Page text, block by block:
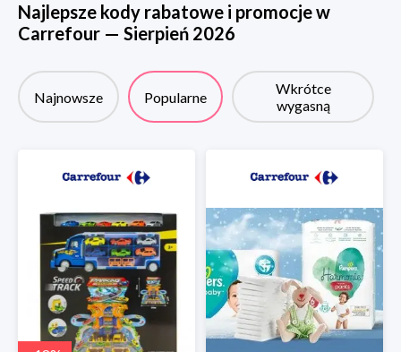
Najlepsze kody rabatowe i promocje w
Carrefour — Sierpień 2026
Najnowsze Popularne
Wkrótce
wygasną